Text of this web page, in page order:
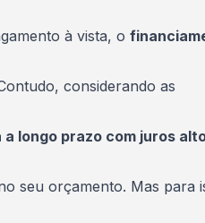
à vista, o
considerando as
a longo prazo com juros
seu orçamento. Mas para